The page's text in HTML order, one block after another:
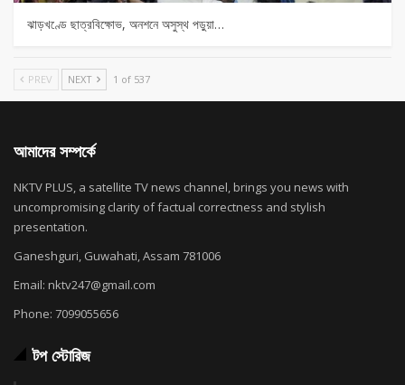
ঝাড়খণ্ডে ছাত্রবিক্ষোভ, অনশনে অসুস্থ পড়ুয়া…
PREV NEXT 1 of 537
আমাদের সম্পর্কে
NKTV PLUS, a satellite TV news channel, brings you news with
uncompromising clarity of factual correctness and stylish
presentation.
Ganeshguri, Guwahati, Assam 781006
Email: nktv247@gmail.com
Phone: 7099055656
টপ স্টোরিজ